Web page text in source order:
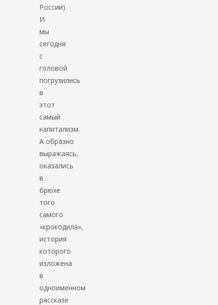
России).
И
мы
сегодня
с
головой
погрузились
в
этот
самый
капитализм.
А образно
выражаясь,
оказались
в
брюхе
того
самого
«крокодила»,
история
которого
изложена
в
одноименном
рассказе